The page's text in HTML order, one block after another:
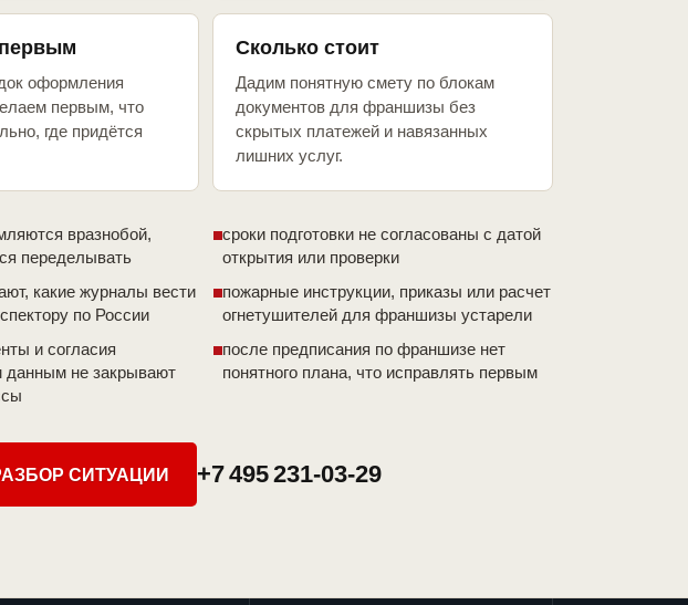
оформления
первым, что
где придётся
Сколько стоит
Дадим понятную смету по блокам
документов для франшизы без
скрытых платежей и навязанных
лишних услуг.
вразнобой,
переделывать
сроки подготовки не согласованы с датой
открытия или проверки
какие журналы вести
по России
пожарные инструкции, приказы или расчет
огнетушителей для франшизы устарели
и согласия
данным не закрывают
после предписания по франшизе нет
понятного плана, что исправлять первым
СИТУАЦИИ +7 495 231-03-29